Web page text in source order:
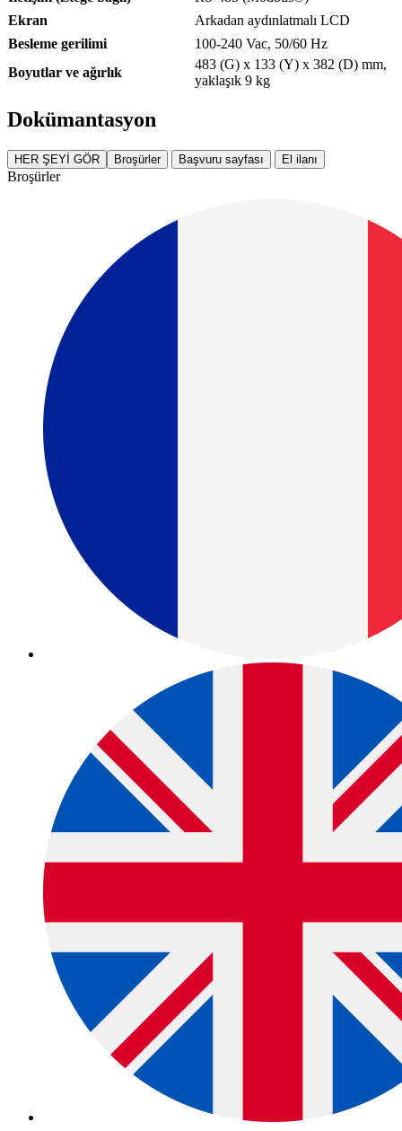
Ekran
Arkadan aydınlatmalı LCD
Besleme gerilimi
100-240 Vac, 50/60 Hz
Boyutlar ve ağırlık
483 (G) x 133 (Y) x 382 (D) mm,
yaklaşık 9 kg
Dokümantasyon
HER ŞEYİ GÖR Broşürler Başvuru sayfası El ilanı
Broşürler